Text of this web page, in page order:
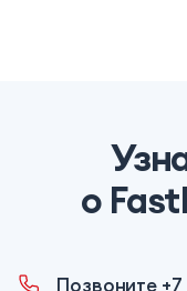
о
Позвоните